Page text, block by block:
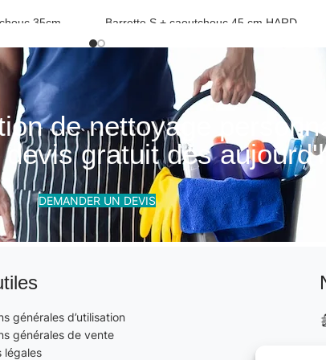
35cm Barrette S + caoutchouc 45 cm HARD
Poignéé vitre et caoutchouc
de nettoyage
devis gratuit dès
DEMANDER UN DEVIS
générales d’utilisation
générales de vente
légales